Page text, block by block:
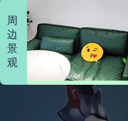
周
边
景
观